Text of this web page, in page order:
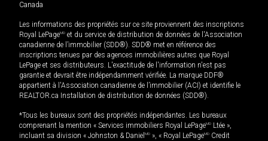
Canada
Les informations des propriétés sur ce site proviennent des inscriptions
Royal LePageMD et du service de distribution de données de l'Association
canadienne de l’immobilier (SDD®). SDD® met en référence des
inscriptions tenues par des agences immobilières autres que Royal
LePage et ses distributeurs. L'exactitude de l'information n'est pas
garantie et devrait être indépendamment vérifiée. La marque DDF®
appartient à l'Association canadienne de l’immobilier (ACI) et identifie le
REALTOR.ca Installation de distribution de données (SDD®).
*Tous les bureaux sont des propriétés indépendantes. Les bureaux
comprenant la mention « Services immobiliers Royal LePageMD Ltée »,
incluant sa division « Johnston & Daniel MD », « Royal LePageMD Credit